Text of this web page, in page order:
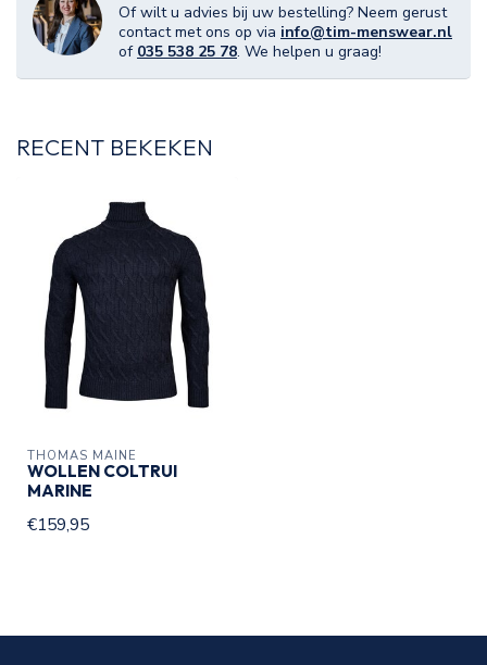
Of wilt u advies bij uw bestelling? Neem gerust
contact met ons op via info@tim-menswear.nl
of 035 538 25 78. We helpen u graag!
RECENT BEKEKEN
THOMAS MAINE
WOLLEN COLTRUI
MARINE
€159,95